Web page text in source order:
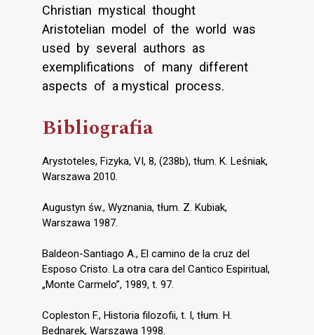
Christian mystical thought
Aristotelian model of the world was
used by several authors as
exemplifications of many different
aspects of a mystical process.
Bibliografia
Arystoteles, Fizyka, VI, 8, (238b), tłum. K. Leśniak,
Warszawa 2010.
Augustyn św., Wyznania, tłum. Z. Kubiak,
Warszawa 1987.
Baldeon-Santiago A., El camino de la cruz del
Esposo Cristo. La otra cara del Cantico Espiritual,
„Monte Carmelo”, 1989, t. 97.
Copleston F., Historia filozofii, t. I, tłum. H.
Bednarek, Warszawa 1998.